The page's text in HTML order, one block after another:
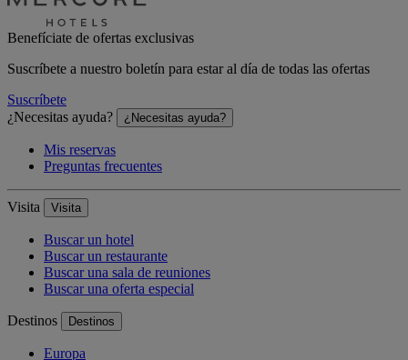
Benefíciate de ofertas exclusivas
Suscríbete a nuestro boletín para estar al día de todas las ofertas
Suscríbete
¿Necesitas ayuda?
¿Necesitas ayuda?
Mis reservas
Preguntas frecuentes
Visita Visita
Buscar un hotel
Buscar un restaurante
Buscar una sala de reuniones
Buscar una oferta especial
Destinos Destinos
Europa